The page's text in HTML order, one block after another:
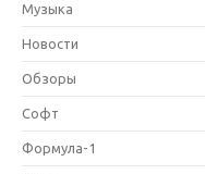
Музыка
Новости
Обзоры
Софт
Формула-1